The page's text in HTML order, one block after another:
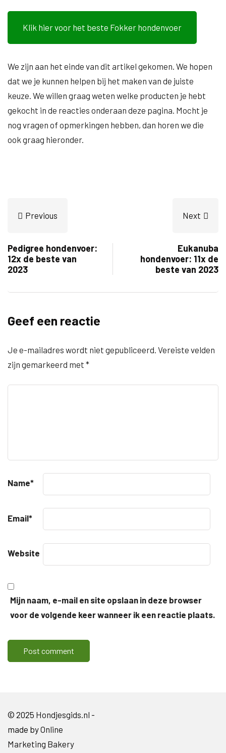
Klik hier voor het beste Fokker hondenvoer
We zijn aan het einde van dit artikel gekomen. We hopen
dat we je kunnen helpen bij het maken van de juiste
keuze. We willen graag weten welke producten je hebt
gekocht in de reacties onderaan deze pagina. Mocht je
nog vragen of opmerkingen hebben, dan horen we die
ook graag hieronder.
Previous
Pedigree hondenvoer:
12x de beste van
2023
Next
Eukanuba
hondenvoer: 11x de
beste van 2023
Geef een reactie
Je e-mailadres wordt niet gepubliceerd. Vereiste velden
zijn gemarkeerd met *
Name*
Email*
Website
Mijn naam, e-mail en site opslaan in deze browser
voor de volgende keer wanneer ik een reactie plaats.
© 2025 Hondjesgids.nl -
made byOnline
Marketing Bakery